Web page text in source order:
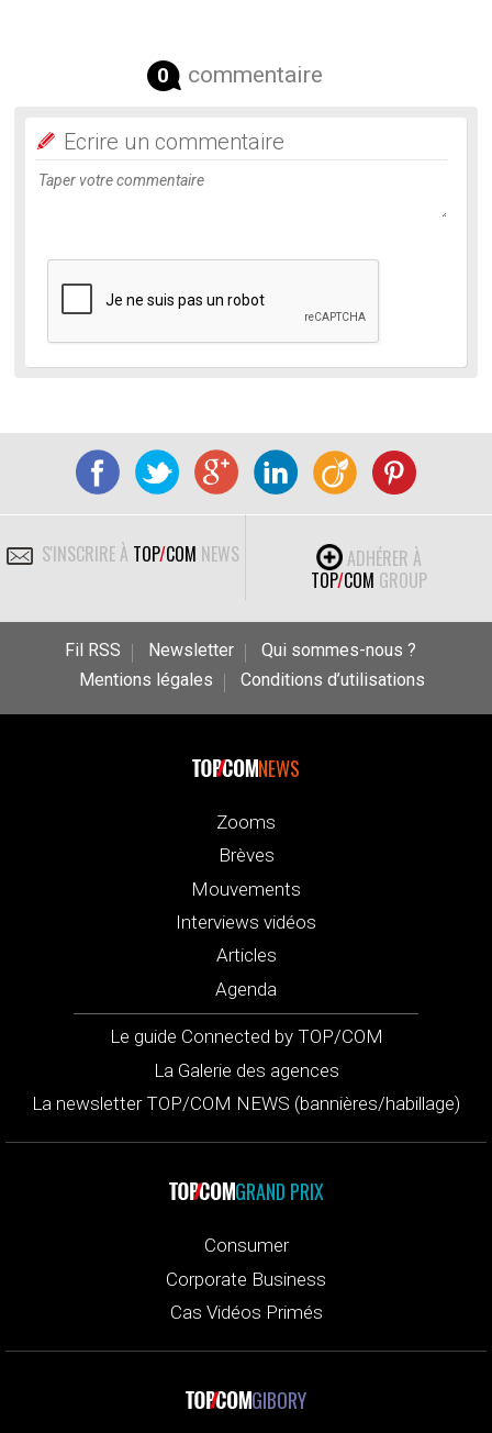
0 commentaire
Ecrire un commentaire
S'INSCRIRE À TOP/COM NEWS
ADHÉRER À
TOP/COM GROUP
Fil RSS Newsletter
Qui sommes-nous ?
Mentions légales
Conditions d’utilisations
NEWS
Zooms
Brèves
Mouvements
Interviews vidéos
Articles
Agenda
Le guide Connected by TOP/COM
La Galerie des agences
La newsletter TOP/COM NEWS (bannières/habillage)
GRAND PRIX
Consumer
Corporate Business
Cas Vidéos Primés
GIBORY